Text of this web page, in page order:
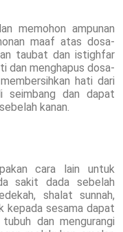
memohon ampunan
maaf atas dosa-
taubat dan istighfar
dan menghapus dosa-
hati dari
seimbang dan dapat
kanan.
cara lain untuk
sakit dada sebelah
shalat sunnah,
kepada sesama dapat
dan mengurangi